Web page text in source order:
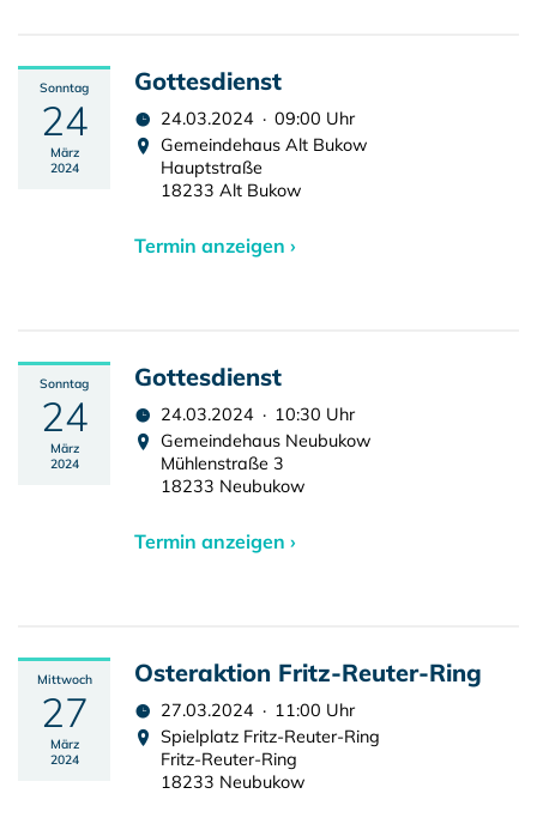
Sonntag
24
März
2024
Gottesdienst
24.03.2024 · 09:00 Uhr
Gemeindehaus Alt Bukow
Hauptstraße
18233 Alt Bukow
Termin anzeigen ›
Sonntag
24
März
2024
Gottesdienst
24.03.2024 · 10:30 Uhr
Gemeindehaus Neubukow
Mühlenstraße 3
18233 Neubukow
Termin anzeigen ›
Mittwoch
27
März
2024
Osteraktion Fritz-Reuter-Ring
27.03.2024 · 11:00 Uhr
Spielplatz Fritz-Reuter-Ring
Fritz-Reuter-Ring
18233 Neubukow